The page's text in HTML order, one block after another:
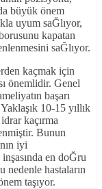
büyük önem
uyum saĞlıyor,
kapatan
saĞlıyor.
kaçmak için
önemlidir. Genel
başarı
10-15 yıllık
kaçırma
Bunun
iyi
en doĞru
nedenle hastaların
taşıyor.